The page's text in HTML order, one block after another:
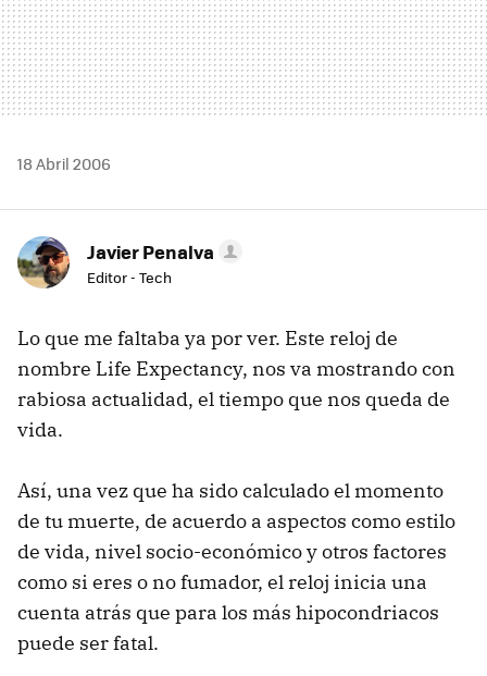
18 Abril 2006
Javier Penalva
Editor - Tech
Lo que me faltaba ya por ver. Este reloj de
nombre Life Expectancy, nos va mostrando con
rabiosa actualidad, el tiempo que nos queda de
vida.
Así, una vez que ha sido calculado el momento
de tu muerte, de acuerdo a aspectos como estilo
de vida, nivel socio-económico y otros factores
como si eres o no fumador, el reloj inicia una
cuenta atrás que para los más hipocondriacos
puede ser fatal.